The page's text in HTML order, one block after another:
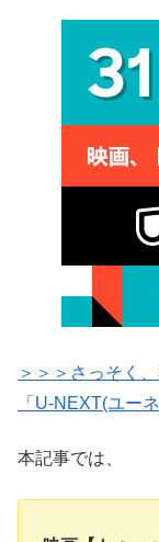
＞＞＞さっそく
「U-NEXT(ユー
本記事では、